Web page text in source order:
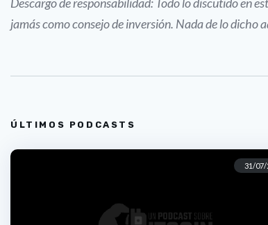
jamás como consejo de inversión. Nada de lo
ÚLTIMOS PODCASTS
31/07/